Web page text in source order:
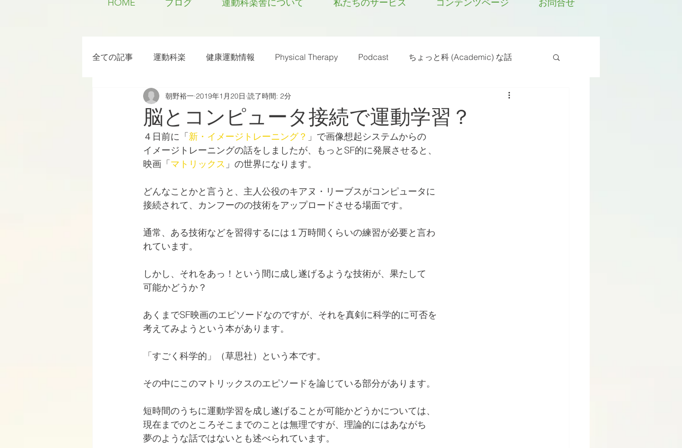
HOME ブログ 運動科楽舎について 私たちのサービス コンテンツページ お問合せ
全ての記事 運動科楽 健康運動情報 Physical Therapy Podcast ちょっと科 (Academic) な話
ちょっと楽 (Entertainment) な話 雑感その他
RWC2019 ラグビー カラダフリー 身体運動 姿勢 バランス
脳とコンピュータ接続で運動学習？
朝野裕一 2019年1月20日 読了時間: 2分
４日前に「新・イメージトレーニング？ 」で画像想起システムからの
イメージトレーニングの話をしましたが、もっとSF的に発展させると、
映画「マトリックス 」の世界になります。
どんなことかと言うと、主人公役のキアヌ・リーブスがコンピュータに
接続されて、カンフーのの技術をアップロードさせる場面です。
通常、ある技術などを習得するには１万時間くらいの練習が必要と言わ
れています。
しかし、それをあっ！という間に成し遂げるような技術が、果たして
可能かどうか？
あくまでSF映画のエピソードなのですが、それを真剣に科学的に可否を
考えてみようという本があります。
「すごく科学的」（草思社）という本です。
その中にこのマトリックスのエピソードを論じている部分があります。
短時間のうちに運動学習を成し遂げることが可能かどうかについては、
現在までのところそこまでのことは無理ですが、理論的にはあながち
夢のような話ではないとも述べられています。